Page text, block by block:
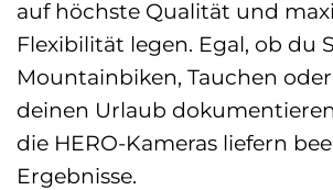
auf höchste Qualität und
Flexibilität legen. Egal, ob du
Mountainbiken, Tauchen
deinen Urlaub
die HERO-Kameras liefern
Ergebnisse.